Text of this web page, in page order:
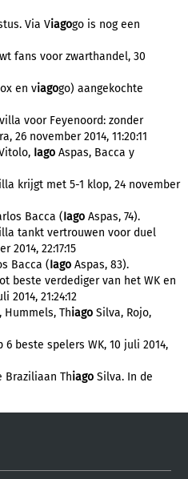
Via Viagogo is nog een
fans voor zwarthandel, 30
en viagogo) aangekochte
voor Feyenoord: zonder
26 november 2014, 11:20:11
Iago Aspas, Bacca y
krijgt met 5-1 klop, 24 november
Bacca (Iago Aspas, 74).
tankt vertrouwen voor duel
2014, 22:17:15
Bacca (Iago Aspas, 83).
beste verdediger van het WK en
2014, 21:24:12
Hummels, Thiago Silva, Rojo,
beste spelers WK, 10 juli 2014,
Braziliaan Thiago Silva. In de